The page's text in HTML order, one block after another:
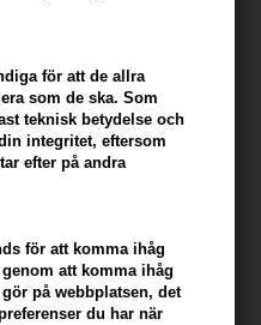
för att de allra
som de ska. Som
teknisk betydelse och
integritet, eftersom
efter på andra
för att komma ihåg
att komma ihåg
på webbplatsen, det
du har när
håret och fräschar upp det
och fräsch doft
ge extra håll.